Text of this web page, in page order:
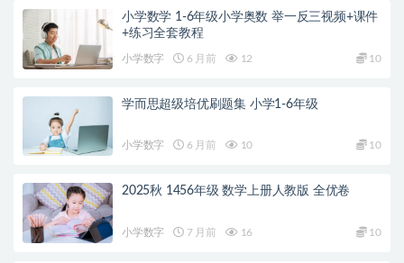
小学数学 1-6年级小学奥数 举一反三视频+课件
+练习全套教程
小学数字 6 月前 12 10
学而思超级培优刷题集 小学1-6年级
小学数字 6 月前 10 10
2025秋 1456年级 数学上册人教版 全优卷
小学数字 7 月前 16 10